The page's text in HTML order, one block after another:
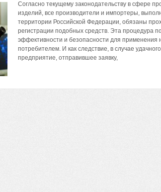
Согласно текущему законодательству в сфере
изделий, все производители и импортеры,
территории Российской Федерации, обязаны
регистрации подобных средств. Эта процедура
эффективности и безопасности для применения
потребителем. И как следствие, в случае
предприятие, отправившее заявку,